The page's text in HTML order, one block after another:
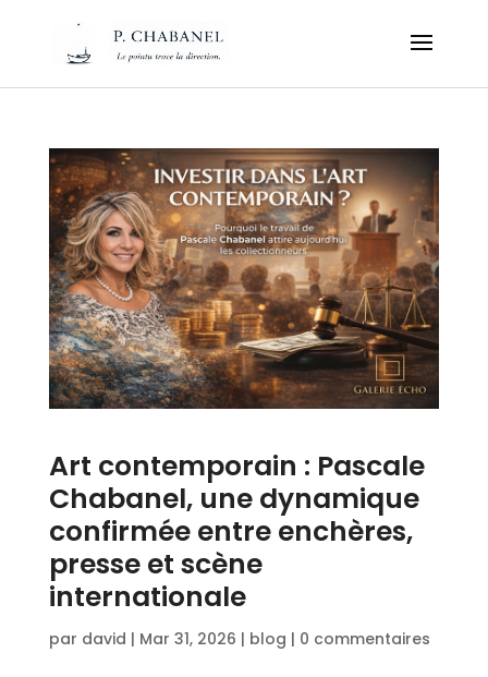
Art contemporain : Pascale
Chabanel, une dynamique
confirmée entre enchères,
presse et scène
internationale
par david | Mar 31, 2026 | blog | 0 commentaires